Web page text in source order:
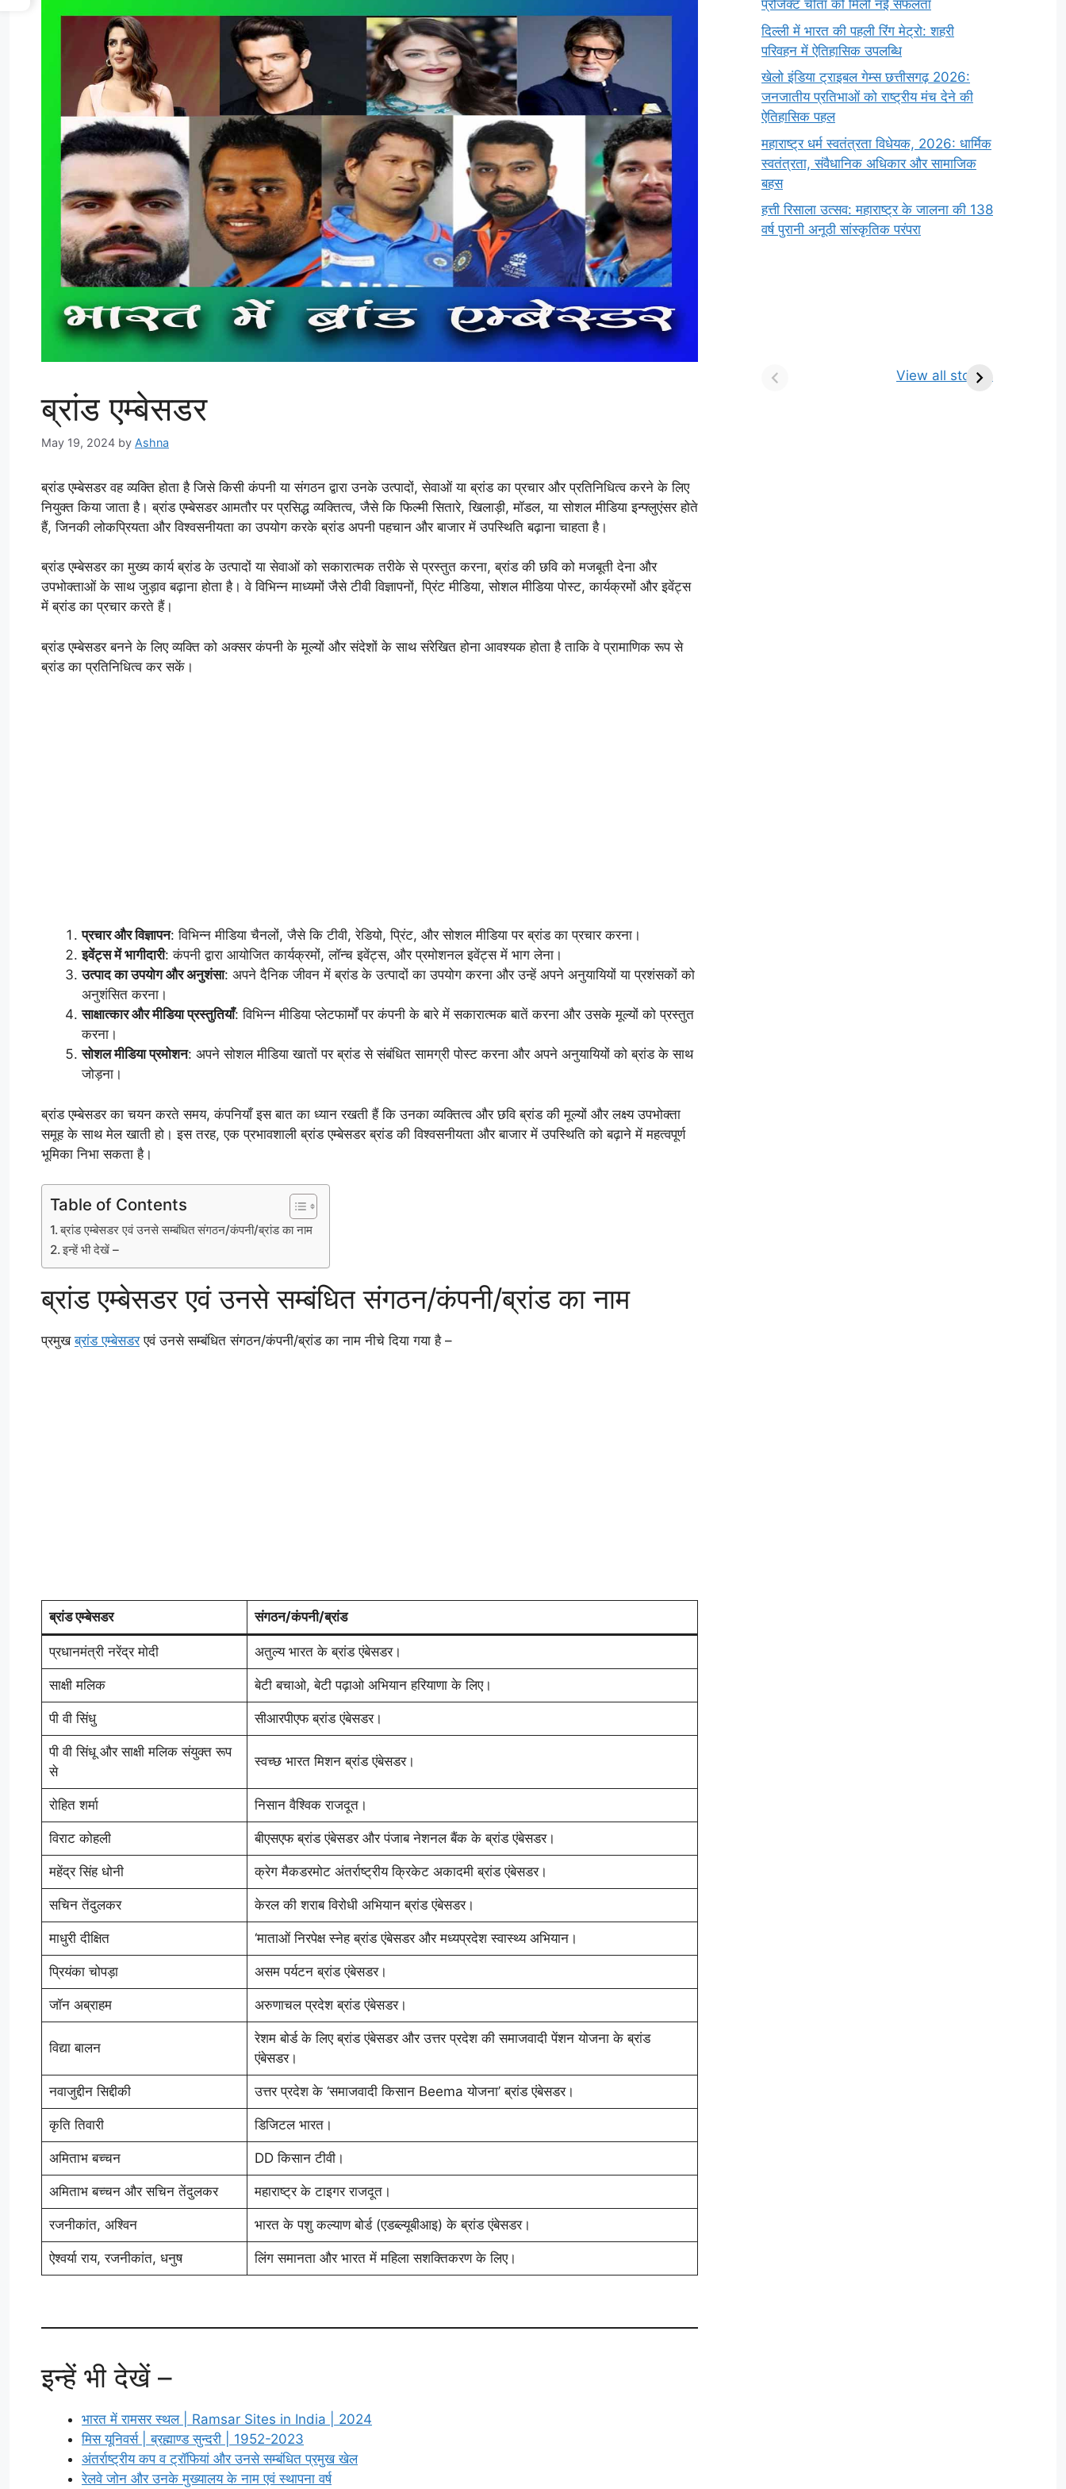
ब्रांड एम्बेसडर
May 19, 2024 by Ashna
ब्रांड एम्बेसडर वह व्यक्ति होता है जिसे किसी कंपनी या संगठन द्वारा उनके उत्पादों, सेवाओं या ब्रांड का प्रचार और प्रतिनिधित्व करने के लिए
नियुक्त किया जाता है। ब्रांड एम्बेसडर आमतौर पर प्रसिद्ध व्यक्तित्व, जैसे कि फिल्मी सितारे, खिलाड़ी, मॉडल, या सोशल मीडिया इन्फ्लुएंसर होते
हैं, जिनकी लोकप्रियता और विश्वसनीयता का उपयोग करके ब्रांड अपनी पहचान और बाजार में उपस्थिति बढ़ाना चाहता है।
ब्रांड एम्बेसडर का मुख्य कार्य ब्रांड के उत्पादों या सेवाओं को सकारात्मक तरीके से प्रस्तुत करना, ब्रांड की छवि को मजबूती देना और
उपभोक्ताओं के साथ जुड़ाव बढ़ाना होता है। वे विभिन्न माध्यमों जैसे टीवी विज्ञापनों, प्रिंट मीडिया, सोशल मीडिया पोस्ट, कार्यक्रमों और इवेंट्स
में ब्रांड का प्रचार करते हैं।
ब्रांड एम्बेसडर बनने के लिए व्यक्ति को अक्सर कंपनी के मूल्यों और संदेशों के साथ संरेखित होना आवश्यक होता है ताकि वे प्रामाणिक रूप से
ब्रांड का प्रतिनिधित्व कर सकें।
प्रचार और विज्ञापन: विभिन्न मीडिया चैनलों, जैसे कि टीवी, रेडियो, प्रिंट, और सोशल मीडिया पर ब्रांड का प्रचार करना।
इवेंट्स में भागीदारी: कंपनी द्वारा आयोजित कार्यक्रमों, लॉन्च इवेंट्स, और प्रमोशनल इवेंट्स में भाग लेना।
उत्पाद का उपयोग और अनुशंसा: अपने दैनिक जीवन में ब्रांड के उत्पादों का उपयोग करना और उन्हें अपने अनुयायियों या प्रशंसकों को
अनुशंसित करना।
साक्षात्कार और मीडिया प्रस्तुतियाँ: विभिन्न मीडिया प्लेटफार्मों पर कंपनी के बारे में सकारात्मक बातें करना और उसके मूल्यों को प्रस्तुत
करना।
सोशल मीडिया प्रमोशन: अपने सोशल मीडिया खातों पर ब्रांड से संबंधित सामग्री पोस्ट करना और अपने अनुयायियों को ब्रांड के साथ
जोड़ना।
ब्रांड एम्बेसडर का चयन करते समय, कंपनियाँ इस बात का ध्यान रखती हैं कि उनका व्यक्तित्व और छवि ब्रांड की मूल्यों और लक्ष्य उपभोक्ता
समूह के साथ मेल खाती हो। इस तरह, एक प्रभावशाली ब्रांड एम्बेसडर ब्रांड की विश्वसनीयता और बाजार में उपस्थिति को बढ़ाने में महत्वपूर्ण
भूमिका निभा सकता है।
Table of Contents
ब्रांड एम्बेसडर एवं उनसे सम्बंधित संगठन/कंपनी/ब्रांड का नाम
इन्हें भी देखें –
ब्रांड एम्बेसडर एवं उनसे सम्बंधित संगठन/कंपनी/ब्रांड का नाम
प्रमुखब्रांड एम्बेसडरएवं उनसे सम्बंधित संगठन/कंपनी/ब्रांड का नाम नीचे दिया गया है –
ब्रांड एम्बेसडर संगठन/कंपनी/ब्रांड
प्रधानमंत्री नरेंद्र मोदी अतुल्य भारत के ब्रांड एंबेसडर।
साक्षी मलिक बेटी बचाओ, बेटी पढ़ाओ अभियान हरियाणा के लिए।
पी वी सिंधु सीआरपीएफ ब्रांड एंबेसडर।
पी वी सिंधू और साक्षी मलिक संयुक्त रूप
से
स्वच्छ भारत मिशन ब्रांड एंबेसडर।
रोहित शर्मा निसान वैश्विक राजदूत।
विराट कोहली बीएसएफ ब्रांड एंबेसडर और पंजाब नेशनल बैंक के ब्रांड एंबेसडर।
महेंद्र सिंह धोनी क्रेग मैकडरमोट अंतर्राष्ट्रीय क्रिकेट अकादमी ब्रांड एंबेसडर।
सचिन तेंदुलकर केरल की शराब विरोधी अभियान ब्रांड एंबेसडर।
माधुरी दीक्षित ‘माताओं निरपेक्ष स्नेह ब्रांड एंबेसडर और मध्यप्रदेश स्वास्थ्य अभियान।
प्रियंका चोपड़ा असम पर्यटन ब्रांड एंबेसडर।
जॉन अब्राहम अरुणाचल प्रदेश ब्रांड एंबेसडर।
विद्या बालन
रेशम बोर्ड के लिए ब्रांड एंबेसडर और उत्तर प्रदेश की समाजवादी पेंशन योजना के ब्रांड
एंबेसडर।
नवाजुद्दीन सिद्दीकी उत्तर प्रदेश के ‘समाजवादी किसान Beema योजना’ ब्रांड एंबेसडर।
कृति तिवारी डिजिटल भारत।
अमिताभ बच्चन DD किसान टीवी।
अमिताभ बच्चन और सचिन तेंदुलकर महाराष्ट्र के टाइगर राजदूत।
रजनीकांत, अश्विन भारत के पशु कल्याण बोर्ड (एडब्ल्यूबीआइ) के ब्रांड एंबेसडर।
ऐश्वर्या राय, रजनीकांत, धनुष लिंग समानता और भारत में महिला सशक्तिकरण के लिए।
इन्हें भी देखें –
भारत में रामसर स्थल | Ramsar Sites in India | 2024
मिस यूनिवर्स | ब्रह्माण्ड सुन्दरी | 1952-2023
अंतर्राष्ट्रीय कप व ट्रॉफियां और उनसे सम्बंधित प्रमुख खेल
रेलवे जोन और उनके मुख्यालय के नाम एवं स्थापना वर्ष
प्रोजेक्ट चीता को मिली नई सफलता
दिल्ली में भारत की पहली रिंग मेट्रो: शहरी
परिवहन में ऐतिहासिक उपलब्धि
खेलो इंडिया ट्राइबल गेम्स छत्तीसगढ़ 2026:
जनजातीय प्रतिभाओं को राष्ट्रीय मंच देने की
ऐतिहासिक पहल
महाराष्ट्र धर्म स्वतंत्रता विधेयक, 2026: धार्मिक
स्वतंत्रता, संवैधानिक अधिकार और सामाजिक
बहस
हत्ती रिसाला उत्सव: महाराष्ट्र के जालना की 138
वर्ष पुरानी अनूठी सांस्कृतिक परंपरा
View all stories
किसे कहते है? परिभाषा,
ज्योतिर्लिंग | नाम, स्थान एवं